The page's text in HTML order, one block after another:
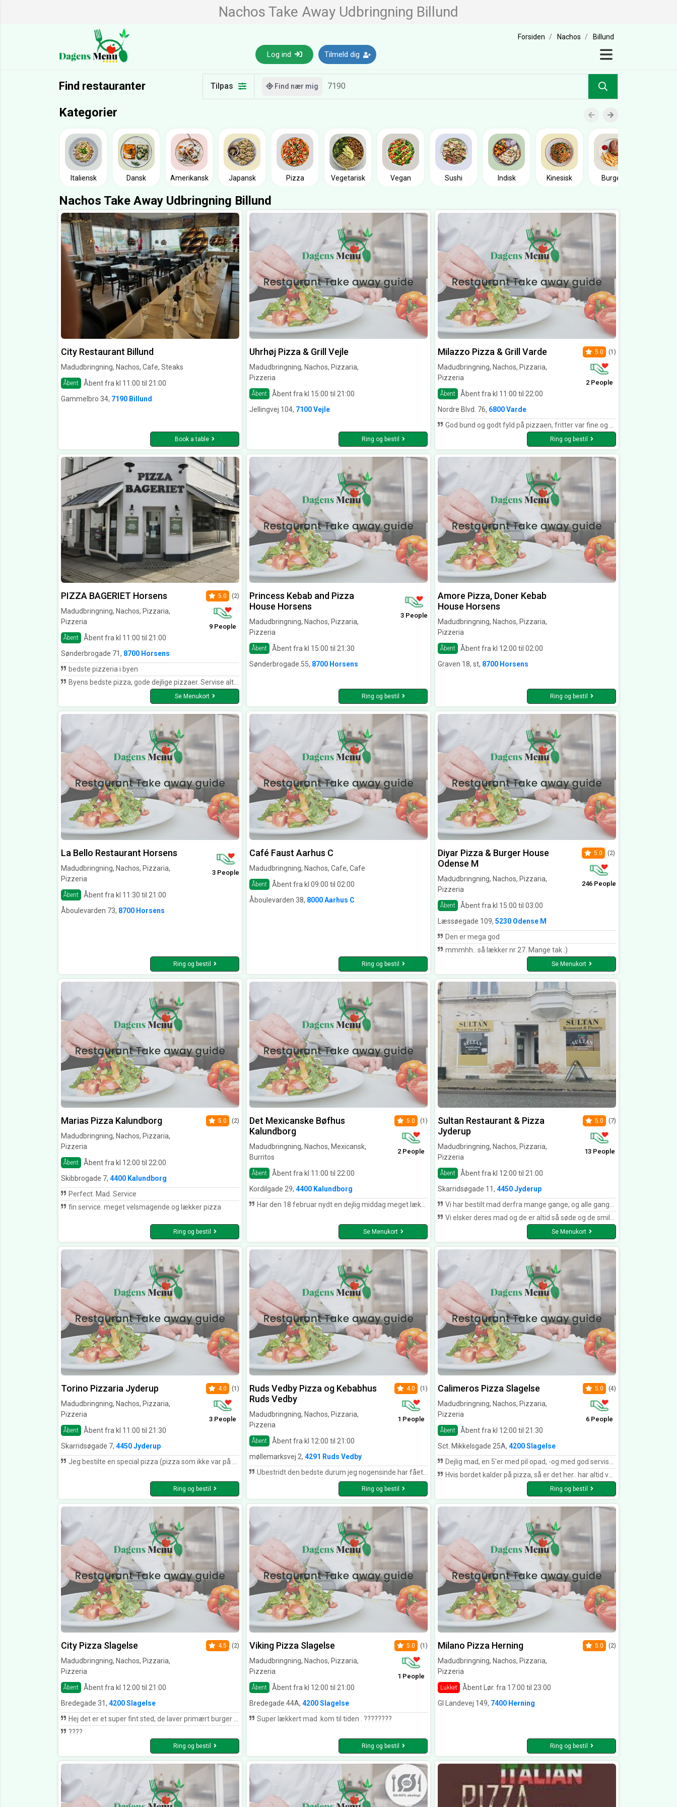
Nachos Take Away Udbringning Billund
Forsiden Nachos Billund
Log ind Tilmeld dig
Find restauranter Tilpas Find nær mig
Kategorier
Italiensk Dansk Amerikansk Japansk Pizza Vegetarisk Vegan Sushi Indisk Kinesisk Burger
Nachos Take Away Udbringning Billund
City Restaurant Billund
Madudbringning, Nachos, Cafe, Steaks
Åbent
Åbent fra kl 11:00 til 21:00
Gammelbro 34, 7190 Billund
Book a table
Uhrhøj Pizza & Grill Vejle
Madudbringning, Nachos, Pizzaria,
Pizzeria
Åbent
Åbent fra kl 15:00 til 21:00
Jellingvej 104, 7100 Vejle
Ring og bestil
Milazzo Pizza & Grill Varde
Madudbringning, Nachos, Pizzaria,
Pizzeria
Åbent Åbent fra kl 11:00 til 22:00
5.0 (1)
2 People
Nordre Blvd. 76, 6800 Varde
God bund og godt fyld på pizzaen, fritter var fine og der var venlig betjening.
Ring og bestil
PIZZA BAGERIET Horsens
Madudbringning, Nachos, Pizzaria,
Pizzeria
Åbent Åbent fra kl 11:00 til 21:00
5.0 (2)
9 People
Sønderbrogade 71, 8700 Horsens
bedste pizzeria i byen
Byens bedste pizza, gode dejlige pizzaer. Servise altid i top, friske og smilende medarbejder. :)
Se Menukort
Princess Kebab and Pizza
House Horsens
Madudbringning, Nachos, Pizzaria,
Pizzeria
Åbent Åbent fra kl 15:00 til 21:30
3 People
Sønderbrogade 55, 8700 Horsens
Ring og bestil
Amore Pizza, Doner Kebab
House Horsens
Madudbringning, Nachos, Pizzaria,
Pizzeria
Åbent
Åbent fra kl 12:00 til 02:00
Graven 18, st, 8700 Horsens
Ring og bestil
La Bello Restaurant Horsens
Madudbringning, Nachos, Pizzaria,
Pizzeria
Åbent Åbent fra kl 11:30 til 21:00
3 People
Åboulevarden 73, 8700 Horsens
Ring og bestil
Café Faust Aarhus C
Madudbringning, Nachos, Cafe, Cafe
Åbent
Åbent fra kl 09:00 til 02:00
Åboulevarden 38, 8000 Aarhus C
Ring og bestil
Diyar Pizza & Burger House
Odense M
Madudbringning, Nachos, Pizzaria,
Pizzeria
Åbent Åbent fra kl 15:00 til 03:00
5.0 (2)
246 People
Læssøegade 109, 5230 Odense M
Den er mega god
mmmhh.. så lækker nr 27. Mange tak :)
Se Menukort
Marias Pizza Kalundborg
Madudbringning, Nachos, Pizzaria,
Pizzeria
Åbent Åbent fra kl 12:00 til 22:00
5.0 (2)
Skibbrogade 7, 4400 Kalundborg
Perfect. Mad. Service
fin service. meget velsmagende og lækker pizza
Ring og bestil
Det Mexicanske Bøfhus
Kalundborg
Madudbringning, Nachos, Mexicansk,
Burritos
Åbent Åbent fra kl 11:00 til 22:00
5.0 (1)
2 People
Kordilgade 29, 4400 Kalundborg
Har den 18 februar nydt en dejlig middag meget lækkert. Hyggeligt sted god betjening. Kan kun anbefale
Se Menukort
Sultan Restaurant & Pizza
Jyderup
Madudbringning, Nachos, Pizzaria,
Pizzeria
Åbent Åbent fra kl 12:00 til 21:00
5.0 (7)
13 People
Skarridsøgade 11, 4450 Jyderup
Vi har bestilt mad derfra mange gange, og alle gange har vi været lige tilfredse. Skønt personale som yder god service. Laver specielle retter, lige efter ønsket.
Vi elsker deres mad og de er altid så søde og de smiler altid til folk ☘️
Se Menukort
Torino Pizzaria Jyderup
Madudbringning, Nachos, Pizzaria,
Pizzeria
Åbent Åbent fra kl 11:00 til 21:30
4.0 (1)
3 People
Skarridsøgade 7, 4450 Jyderup
Jeg bestilte en special pizza (pizza som ikke var på menukortet) og der var ingen problemer. Den var super lækker og det var servicen også.
Ring og bestil
Ruds Vedby Pizza og Kebabhus
Ruds Vedby
Madudbringning, Nachos, Pizzaria,
Pizzeria
Åbent Åbent fra kl 12:00 til 21:00
4.0 (1)
1 People
møllemarksvej 2, 4291 Ruds Vedby
Ubestridt den bedste durum jeg nogensinde har fået de laver selv brødet ikke nogen købe durum brød der Dog kunne de have givet brødet et halvt minut mere
Ring og bestil
Calimeros Pizza Slagelse
Madudbringning, Nachos, Pizzaria,
Pizzeria
Åbent Åbent fra kl 12:00 til 21:30
5.0 (4)
6 People
Sct. Mikkelsgade 25A, 4200 Slagelse
Dejlig mad, en 5'er med pil opad, -og med god servise samt hurtig levering. -altid værd at få mad fra !
Hvis bordet kalder på pizza, så er det her.. har altid været glad for den..
Ring og bestil
City Pizza Slagelse
Madudbringning, Nachos, Pizzaria,
Pizzeria
Åbent Åbent fra kl 12:00 til 21:00
4.5 (2)
Bredegade 31, 4200 Slagelse
Hej det er et super fint sted, de laver primært burger her men også pizza. Smager super godt og hurtig levering. Syntes det er sjovt at se kommentar hvor der gives lav lav rating men til gengæld skrives der også de bruger det "tit" og at den fik 1-2/5 fordi der var også i? Husk at man kan skrive til stedet hvis man har fåret forkert og hvis man har været der 20-25 gange kan der squ være en menneskelig fejl :/ ja det er ikke roboter der stå i køkknet.
????
Ring og bestil
Viking Pizza Slagelse
Madudbringning, Nachos, Pizzaria,
Pizzeria
Åbent Åbent fra kl 12:00 til 21:00
5.0 (1)
1 People
Bredegade 44A, 4200 Slagelse
Super lækkert mad .kom til tiden . ????????
Ring og bestil
Milano Pizza Herning
Madudbringning, Nachos, Pizzaria,
Pizzeria
Lukket Åbent Lør. fra 17:00 til 23:00
5.0 (2)
Gl Landevej 149, 7400 Herning
Ring og bestil